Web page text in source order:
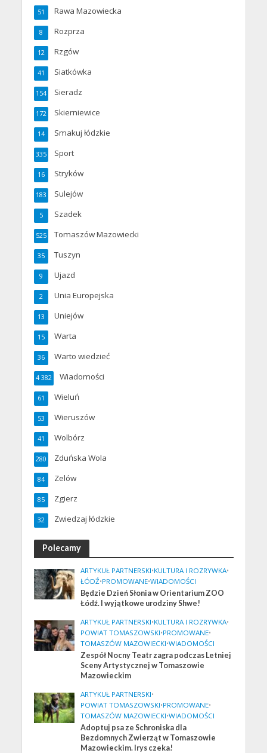
Rawa Mazowiecka
51
Rozprza
8
Rzgów
12
Siatkówka
41
Sieradz
154
Skierniewice
172
Smakuj łódzkie
14
Sport
335
Stryków
16
Sulejów
183
Szadek
5
Tomaszów Mazowiecki
525
Tuszyn
35
Ujazd
9
Unia Europejska
2
Uniejów
13
Warta
15
Warto wiedzieć
36
Wiadomości
4 382
Wieluń
61
Wieruszów
53
Wolbórz
41
Zduńska Wola
280
Zelów
84
Zgierz
85
Zwiedzaj łódzkie
32
Polecamy
ARTYKUŁ PARTNERSKI•KULTURA I ROZRYWKA•
ŁÓDŹ•PROMOWANE•WIADOMOŚCI
Będzie Dzień Słonia w Orientarium ZOO
Łódź. I wyjątkowe urodziny Shwe!
ARTYKUŁ PARTNERSKI•KULTURA I ROZRYWKA•
POWIAT TOMASZOWSKI•PROMOWANE•
TOMASZÓW MAZOWIECKI•WIADOMOŚCI
Zespół Nocny Teatr zagra podczas Letniej
Sceny Artystycznej w Tomaszowie
Mazowieckim
ARTYKUŁ PARTNERSKI•
POWIAT TOMASZOWSKI•PROMOWANE•
TOMASZÓW MAZOWIECKI•WIADOMOŚCI
Adoptuj psa ze Schroniska dla
Bezdomnych Zwierząt w Tomaszowie
Mazowieckim. Irys czeka!